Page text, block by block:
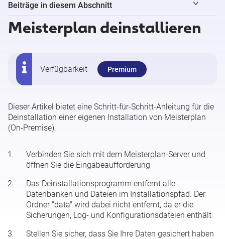
Beiträge in diesem Abschnitt
Server-Systemvoraussetzungen
Betriebssystem-Upgrade des Servers
Meisterplan installieren
Konfigurations-Optionen
SSL-Konfiguration
Meisterplan starten und stoppen
Datenbanksicherung erstellen
Meisterplan deinstallieren
Verfügbarkeit Premium
Dieser Artikel bietet eine Schritt-für-Schritt-Anleitung für die
Deinstallation einer eigenen Installation von Meisterplan
(On-Premise).
Verbinden Sie sich mit dem Meisterplan-Server und
öffnen Sie die Eingabeaufforderung
Das Deinstallationsprogramm entfernt alle
Datenbanken und Dateien im Installationspfad. Der
Ordner "data" wird dabei nicht entfernt, da er die
Sicherungen, Log- und Konfigurationsdateien enthält
Stellen Sie sicher, dass Sie Ihre Daten gesichert haben